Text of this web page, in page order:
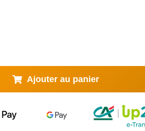
Ajouter au panier